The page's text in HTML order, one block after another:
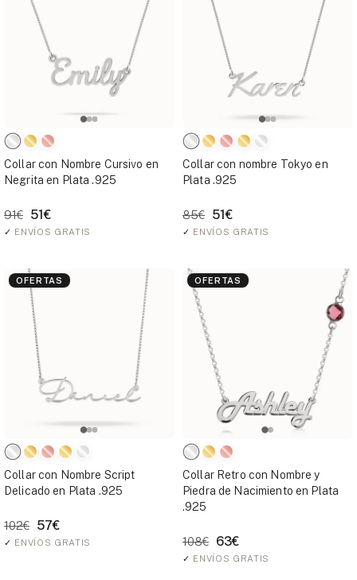
Collar con Nombre Cursivo en
Negrita en Plata .925
91€ 51€
✓ ENVÍOS GRATIS
Collar con nombre Tokyo en
Plata .925
85€ 51€
✓ ENVÍOS GRATIS
OFERTAS
Collar con Nombre Script
Delicado en Plata .925
102€ 57€
✓ ENVÍOS GRATIS
OFERTAS
Collar Retro con Nombre y
Piedra de Nacimiento en Plata
.925
108€ 63€
✓ ENVÍOS GRATIS